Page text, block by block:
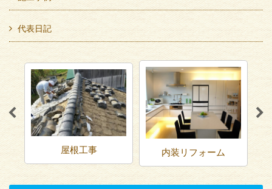
代表日記
屋根工事 内装リフォーム